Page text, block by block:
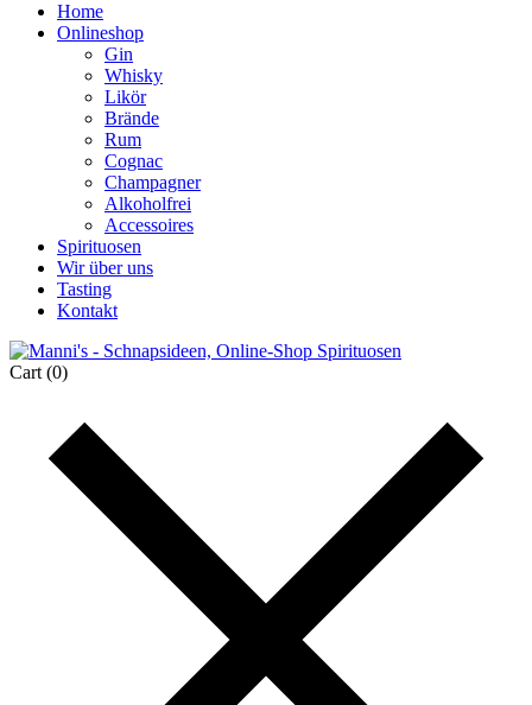
Home
Onlineshop
Gin
Whisky
Likör
Brände
Rum
Cognac
Champagner
Alkoholfrei
Accessoires
Spirituosen
Wir über uns
Tasting
Kontakt
Cart (0)